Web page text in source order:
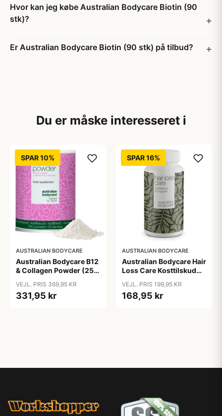
Hvor kan jeg købe Australian Bodycare Biotin (90
stk)?
Er Australian Bodycare Biotin (90 stk) på tilbud?
Du er måske interesseret i
SPAR 10%
AUSTRALIAN BODYCARE
Australian Bodycare B12
& Collagen Powder (250
VEJL. PRIS 369,95 KR
331,95 kr
SPAR 16%
AUSTRALIAN BODYCARE
Australian Bodycare Hair
Loss Care Kosttilskud
VEJL. PRIS 199,95 KR
168,95 kr